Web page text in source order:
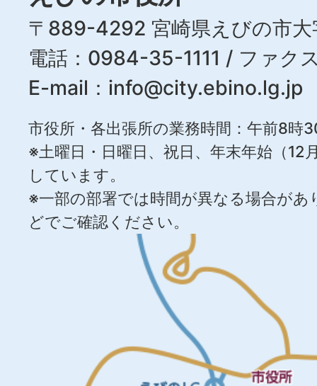
〒889-4292 宮崎県えびの市大
電話：0984-35-1111 / ファ
E-mail： info@city.ebino.lg.jp
市役所・各出張所の業務時間：午前8時
※土曜日・日曜日、祝日、年末年始（12
しています。
※一部の部署では時間が異なる場合が
どでご確認ください。